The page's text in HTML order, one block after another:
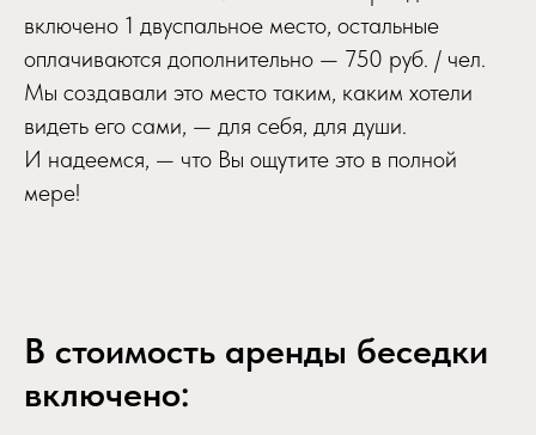
включено 1 двуспальное место, остальные
оплачиваются дополнительно — 750 руб. / чел.
Мы создавали это место таким, каким хотели
видеть его сами, — для себя, для души.
И надеемся, — что Вы ощутите это в полной
мере!
В стоимость аренды беседки
включено: